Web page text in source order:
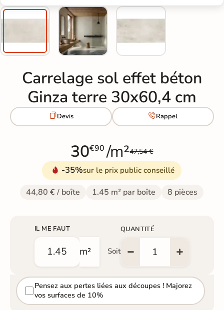
Carrelage sol effet béton
Ginza terre 30x60,4 cm
Devis Rappel
30€90 /m²47,54 €
-35%sur le prix public conseillé
44,80 € / boîte 1.45 m² par boîte 8 pièces
IL ME FAUT
m² Soit
QUANTITÉ
Pensez aux pertes liées aux découpes ! Majorez
vos surfaces de 10%